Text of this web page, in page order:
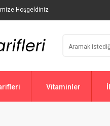
Hoşgeldiniz
Vitaminler